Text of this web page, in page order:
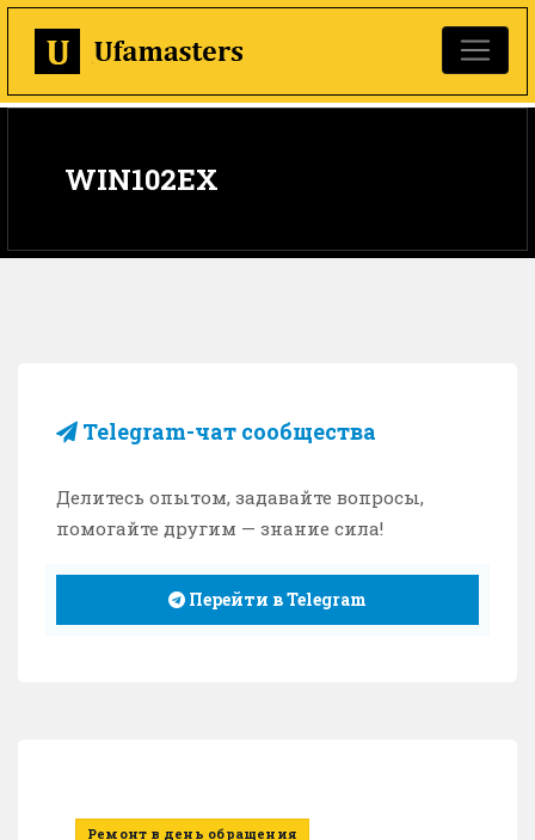
WIN102EX
Telegram-чат сообщества
Делитесь опытом, задавайте вопросы,
помогайте другим — знание сила!
Перейти в Telegram
Ремонт в день обращения